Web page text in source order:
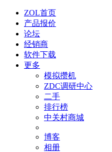
ZOL首页
产品报价
论坛
经销商
软件下载
更多
模拟攒机
ZDC调研中心
二手
排行榜
中关村商城
博客
相册